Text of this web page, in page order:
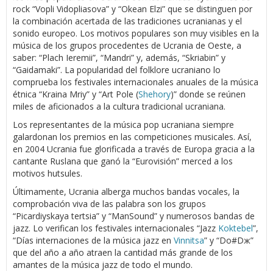
rock “Vopli Vidopliasova” y “Okean Elzi” que se distinguen por
la combinación acertada de las tradiciones ucranianas y el
sonido europeo. Los motivos populares son muy visibles en la
música de los grupos procedentes de Ucrania de Oeste, a
saber: “Plach Ieremii”, “Mandri” y, además, “Skriabin” y
“Gaidamaki”. La popularidad del folklore ucraniano lo
comprueba los festivales internacionales anuales de la música
étnica “Kraina Mriy” y “Art Pole (Shehory)” donde se reúnen
miles de aficionados a la cultura tradicional ucraniana.
Los representantes de la música pop ucraniana siempre
galardonan los premios en las competiciones musicales. Así,
en 2004 Ucrania fue glorificada a través de Europa gracia a la
cantante Ruslana que ganó la “Eurovisión” merced a los
motivos hutsules.
Últimamente, Ucrania alberga muchos bandas vocales, la
comprobación viva de las palabra son los grupos
“Picardiyskaya tertsia” y “ManSound” y numerosos bandas de
jazz. Lo verifican los festivales internacionales “Jazz Koktebel”,
“Días internaciones de la música jazz en Vinnitsa” y “Do#Dж”
que del año a año atraen la cantidad más grande de los
amantes de la música jazz de todo el mundo.